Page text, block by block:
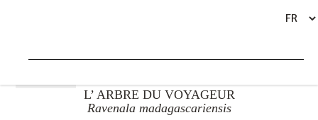
L’ ARBRE DU VOYAGEUR
Ravenala madagascariensis